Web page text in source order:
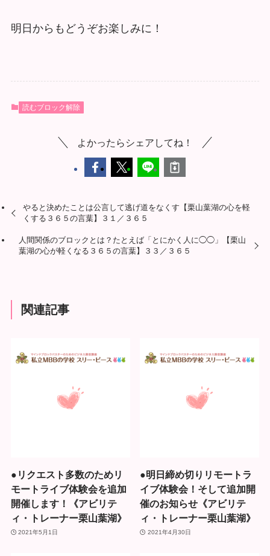
明日からもどうぞお楽しみに！
読むブロック解除
よかったらシェアしてね！
やると決めたことは公言して逃げ道をなくす【栗山葉湖の心を軽
くする３６５の言葉】３１／３６５
人間関係のブロックとは？たとえば「とにかく人に◯◯」【栗山
葉湖の心が軽くなる３６５の言葉】３３／３６５
関連記事
●リクエスト多数のためリ
モートライブ体験会を追加
開催します！《アビリテ
ィ・トレーナー栗山葉湖》
2021年5月1日
●明日締め切りリモートラ
イブ体験会！そして追加開
催のお知らせ《アビリテ
ィ・トレーナー栗山葉湖》
2021年4月30日